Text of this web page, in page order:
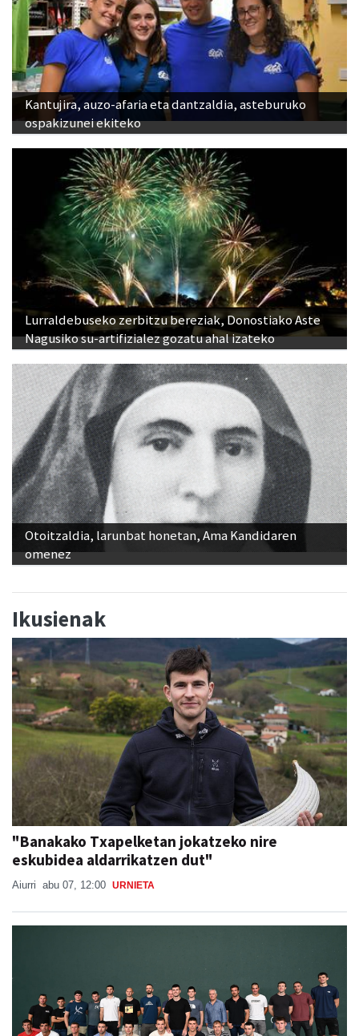
Kantujira, auzo-afaria eta dantzaldia, asteburuko
ospakizunei ekiteko
Lurraldebuseko zerbitzu bereziak, Donostiako Aste
Nagusiko su-artifizialez gozatu ahal izateko
Otoitzaldia, larunbat honetan, Ama Kandidaren
omenez
Ikusienak
"Banakako Txapelketan jokatzeko nire
eskubidea aldarrikatzen dut"
Aiurri abu 07, 12:00 URNIETA